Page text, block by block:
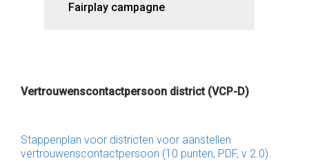
Fairplay campagne
Vertrouwenscontactpersoon district (VCP-D)
Stappenplan voor districten voor aanstellen
vertrouwenscontactpersoon (10 punten, PDF, v 2.0)